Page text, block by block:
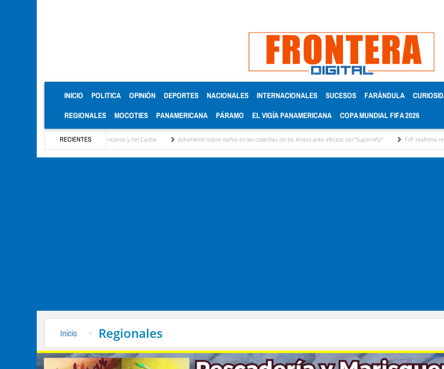
INICIO (CURRENT)
POLITICA OPINIÓN DEPORTES NACIONALES INTERNACIONALES SUCESOS FARÁNDULA
REGIONALES MOCOTIES PANAMERICANA PÁRAMO EL VIGÍA PANAMERICANA COPA MUNDIAL FIFA 2026
RECIENTES
los Juegos Centroamericanos y del Caribe Advirtieron sobre daños en las cosechas de los Andes ante efectos del ‘‘Superniño’’ FVF reafirma respaldo a Gianni
Inicio Regionales